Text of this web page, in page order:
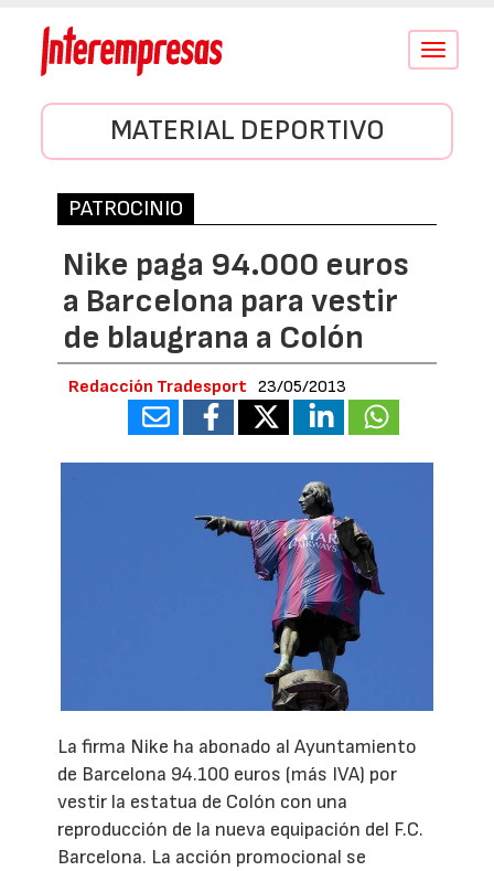
Conmutar
MATERIAL DEPORTIVO
PATROCINIO
Nike paga 94.000 euros
a Barcelona para vestir
de blaugrana a Colón
Redacción Tradesport 23/05/2013
La firma Nike ha abonado al Ayuntamiento
de Barcelona 94.100 euros (más IVA) por
vestir la estatua de Colón con una
reproducción de la nueva equipación del F.C.
Barcelona. La acción promocional se